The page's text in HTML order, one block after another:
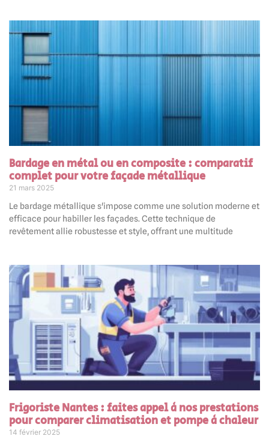
Bardage en métal ou en composite : comparatif
complet pour votre façade métallique
21 mars 2025
Le bardage métallique s'impose comme une solution moderne et
efficace pour habiller les façades. Cette technique de
revêtement allie robustesse et style, offrant une multitude
Frigoriste Nantes : faites appel à nos prestations
pour comparer climatisation et pompe à chaleur
14 février 2025